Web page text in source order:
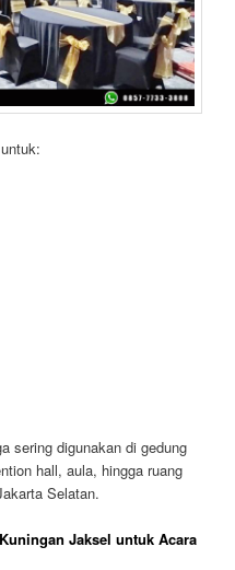
sering digunakan di gedung
hall, aula, hingga ruang
Selatan.
Jaksel untuk Acara